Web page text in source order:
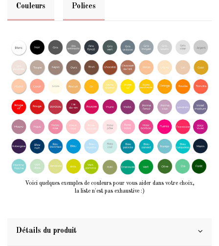
Couleurs Polices
Voici quelques exemples de couleurs pour vous aider dans votre choix,
la liste n'est pas exhaustive :)
Détails du produit